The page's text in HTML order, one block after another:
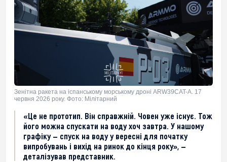
Зенітна ракета на іспанському морському дроні ARW39CAT-A. 17
червня 2026 року. Фото: Мілітарний
«Це не прототип. Він справжній. Човен уже існує. Тож
його можна спускати на воду хоч завтра. У нашому
графіку — спуск на воду у вересні для початку
випробувань і вихід на ринок до кінця року», —
деталізував представник.